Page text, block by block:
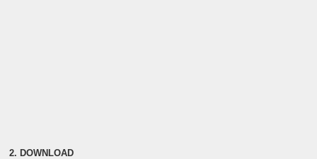
2. DOWNLOAD